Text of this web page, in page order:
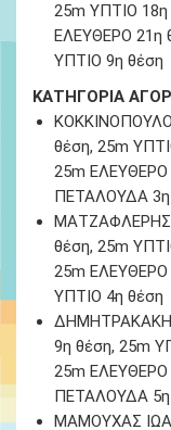
25m ΥΠΤΙΟ 18η
ΕΛΕΥΘΕΡΟ 21η
ΥΠΤΙΟ 9η θέση
ΚΑΤΗΓΟΡΙΑ
θέση, 25m
25m ΕΛΕΥΘΕΡΟ
ΠΕΤΑΛΟΥΔΑ 3
θέση, 25m
25m ΕΛΕΥΘΕΡΟ
ΥΠΤΙΟ 4η θέση
9η θέση, 25m
25m ΕΛΕΥΘΕΡΟ
ΠΕΤΑΛΟΥΔΑ 5
ΜΑΜΟΥΧΑΣ